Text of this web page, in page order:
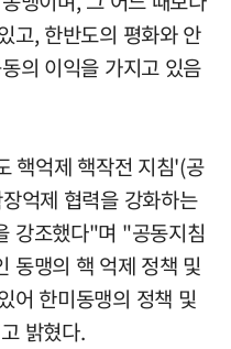
고, 한반도의 평화와 안
의 이익을 가지고 있음
핵억제 핵작전 지침'(공
억제 협력을 강화하는
강조했다"며 "공동지침
동맹의 핵 억제 정책 및
어 한미동맹의 정책 및
밝혔다.